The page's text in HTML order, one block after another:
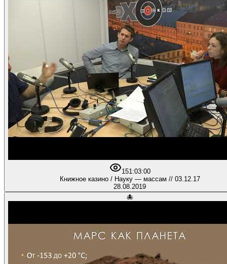
151:03:00
Книжное казино / Науку — массам // 03.12.17
28.08.2019
🐙